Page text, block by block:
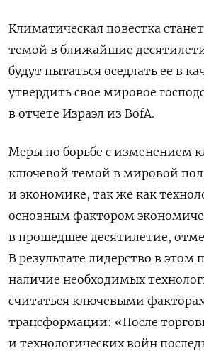
Климатическая повестка
темой в ближайшие
будут пытаться оседлать ее в
утвердить свое мировое
в отчете Израэл из BofA.
Меры по борьбе с изменением
ключевой темой в мировой
и экономике, так же как
основным фактором
в прошедшее десятилетие,
В результате лидерство в этом
наличие необходимых
считаться ключевыми
трансформации: «После
и технологических войн